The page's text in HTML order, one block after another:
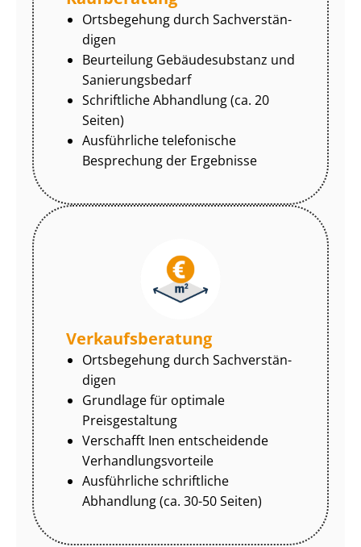
Ortsbegehung durch Sach­ver­stän­
di­gen
Beurteilung Gebäudesubstanz und
Sa­nie­rungs­be­darf
Schriftliche Abhandlung (ca. 20
Seiten)
Ausführliche telefonische
Besprechung der Ergebnisse
Ver­kaufs­be­ra­tung
Ortsbegehung durch Sach­ver­stän­
di­gen
Grundlage für optimale
Preisgestaltung
Verschafft Inen entscheidende
Ver­hand­lungs­vor­tei­le
Ausführliche schriftliche
Abhandlung (ca. 30-50 Seiten)